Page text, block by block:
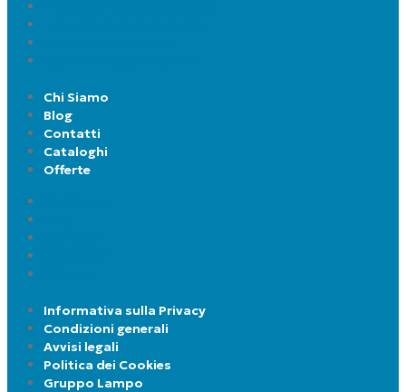
Chi Siamo
Blog
Contatti
Cataloghi
Offerte
Informativa sulla Privacy
Condizioni generali
Avvisi legali
Politica dei Cookies
Gruppo Lampo